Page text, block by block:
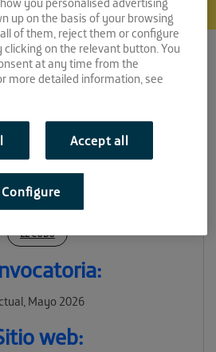
Espacio:
EL CUBO
Mayo 2026
web:
up on the basis of your browsing
of them, reject them or configure
on the relevant button. You
at any time from the
more detailed information, see
Accept all
Configure